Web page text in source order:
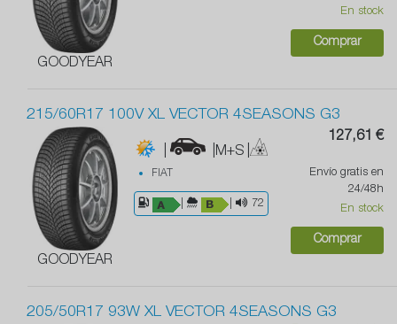
GOODYEAR
En stock
Comprar
215/60R17 100V XL VECTOR 4SEASONS G3
GOODYEAR
| |M+S |
FIAT
72
127,61 €
Envío gratis en
24/48h
En stock
Comprar
205/50R17 93W XL VECTOR 4SEASONS G3